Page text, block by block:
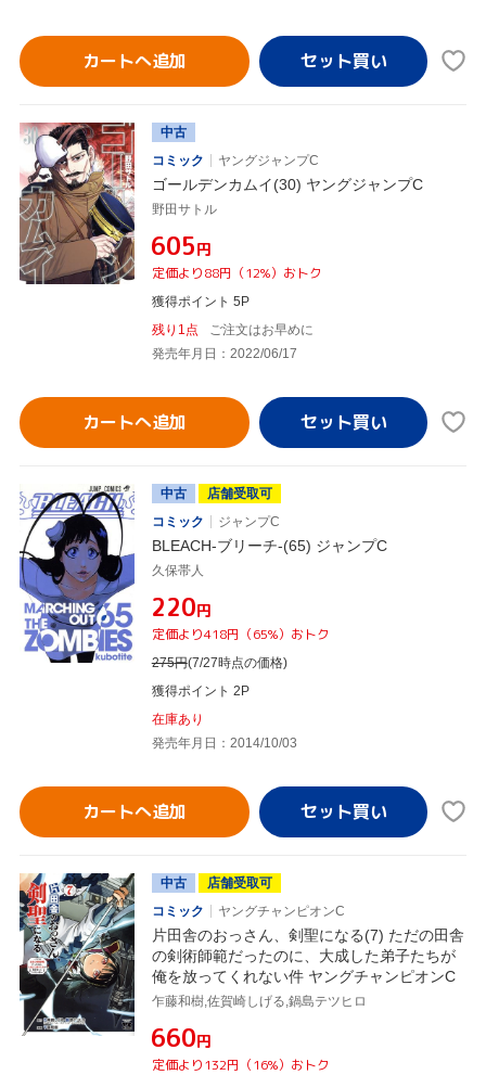
カートへ追加
中古
コミック
ヤングジャンプC
ゴールデンカムイ(30) ヤングジャンプC
野田サトル
¥605円
定価より88円（12%）おトク
獲得ポイント 5P
残り1点
ご注文はお早めに
発売年月日：2022/06/17
カートへ追加
中古
店舗受取可
コミック
ジャンプC
BLEACH-ブリーチ-(65) ジャンプC
久保帯人
¥220円
定価より418円（65%）おトク
275円(7/27時点の価格)
獲得ポイント 2P
在庫あり
発売年月日：2014/10/03
カートへ追加
中古
店舗受取可
コミック
ヤングチャンピオンC
片田舎のおっさん、剣聖になる(7) ただの田舎
の剣術師範だったのに、大成した弟子たちが
俺を放ってくれない件 ヤングチャンピオンC
乍藤和樹,佐賀崎しげる,鍋島テツヒロ
¥660円
定価より132円（16%）おトク